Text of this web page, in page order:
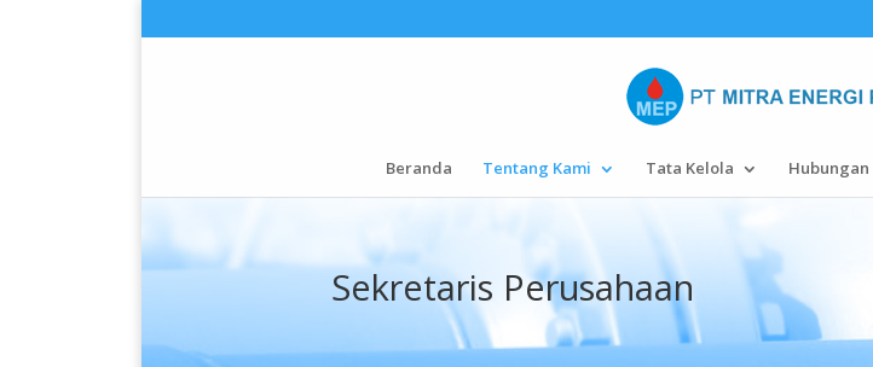
Beranda Tentang Kami Tata Kelola
Sekretaris Perusahaan